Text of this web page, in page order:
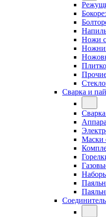
Ножи
Сварка и
Маски